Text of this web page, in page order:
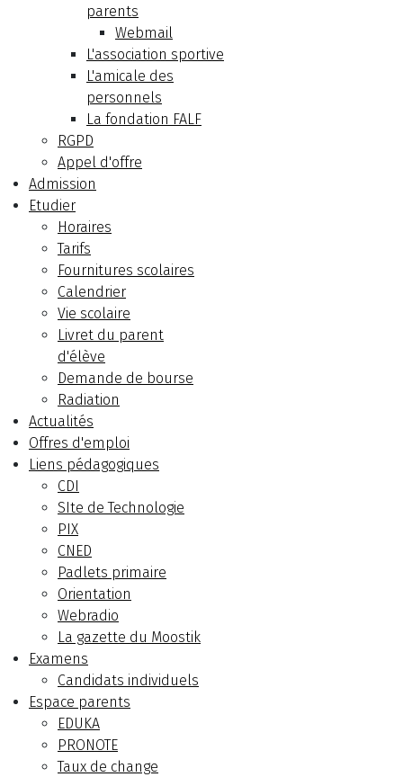
parents
Webmail
L'association sportive
L'amicale des
personnels
La fondation FALF
RGPD
Appel d'offre
Admission
Etudier
Horaires
Tarifs
Fournitures scolaires
Calendrier
Vie scolaire
Livret du parent
d'élève
Demande de bourse
Radiation
Actualités
Offres d'emploi
Liens pédagogiques
CDI
SIte de Technologie
PIX
CNED
Padlets primaire
Orientation
Webradio
La gazette du Moostik
Examens
Candidats individuels
Espace parents
EDUKA
PRONOTE
Taux de change